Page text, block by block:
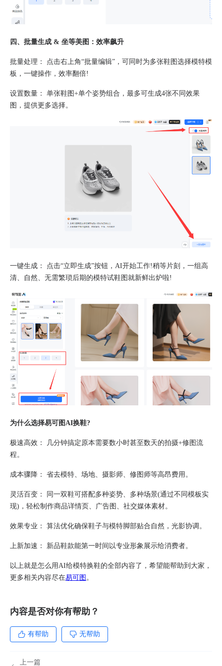
​四、批量生成 & 坐等美图：效率飙升​
​批量处理：​​ 点击右上角“批量编辑”，可同时为多张鞋图选择模特模
板，一键操作，效率翻倍!
​设置数量：​​ 单张鞋图+单个姿势组合，​最多可生成4张不同效果
图，提供更多选择。
​一键生成：​​ 点击“立即生成”按钮，AI开始工作!稍等片刻，一组高
清、自然、无需繁琐后期的模特试鞋图就新鲜出炉啦!
​为什么选择易可图AI换鞋?​​
​极速高效：​​ 几分钟搞定原本需要数小时甚至数天的拍摄+修图流
程。
​成本骤降：​​ 省去模特、场地、摄影师、修图师等高昂费用。
​灵活百变：​​ 同一双鞋可搭配多种姿势、多种场景(通过不同模板实
现)，轻松制作商品详情页、广告图、社交媒体素材。
​效果专业：​​ 算法优化确保鞋子与模特脚部贴合自然，光影协调。
​上新加速：​​ 新品鞋款能第一时间以专业形象展示给消费者。
以上就是怎么用AI给模特换鞋的全部内容了，希望能帮助到大家，
更多相关内容尽在易可图 。
内容是否对你有帮助？
有帮助 无帮助
上一篇